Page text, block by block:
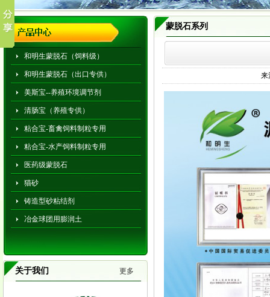
和明生蒙脱石（饲料级）
和明生蒙脱石（出口专供）
美斯宝--养殖环境调节剂
清肠宝（养殖专供）
粘合宝-畜禽饲料制粒专用
粘合宝-水产饲料制粒专用
医药级蒙脱石
猫砂
铸造型砂粘结剂
冶金球团用膨润土
关于我们 更多
蒙脱石系列
来